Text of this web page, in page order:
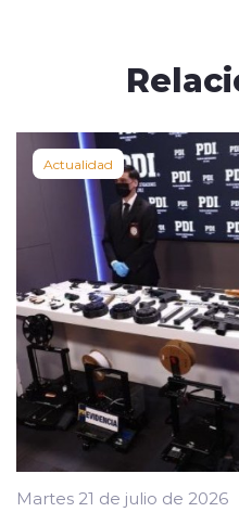
Actualidad
Martes 21 de julio de 2026